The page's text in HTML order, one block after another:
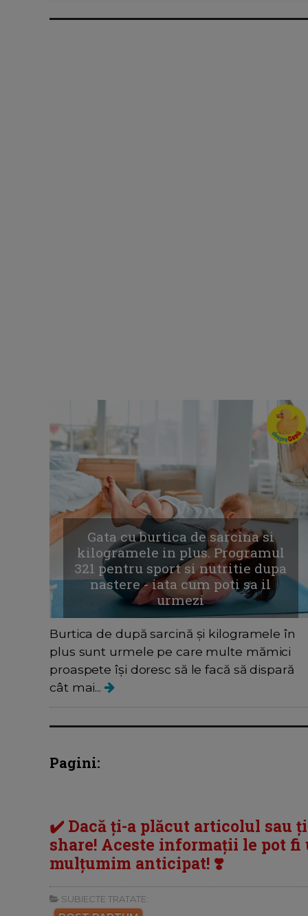
Gata cu burtica de sarcina si
kilogramele in plus. Programul
321 pentru sport si nutritie dupa
nastere - iata cum poti sa il
urmezi
Burtica de după sarcină și kilogramele în
plus sunt urmele pe care multe mămici
proaspete își doresc să le facă să dispară
cât mai...
Pagini:
✔️ Dacă ți-a plăcut articolul sau
share! Aceste informații le pot
mulțumim anticipat! ❣️
SUBIECTE TRATATE: